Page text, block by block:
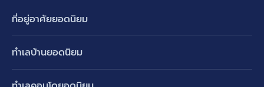
ที่อยู่อาศัยยอดนิยม
ทาวน์เฮ้าส์ ทาวน์โฮม
ทำเลบ้านยอดนิยม